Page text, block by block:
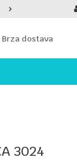
PLATI
Brza dostava
3024